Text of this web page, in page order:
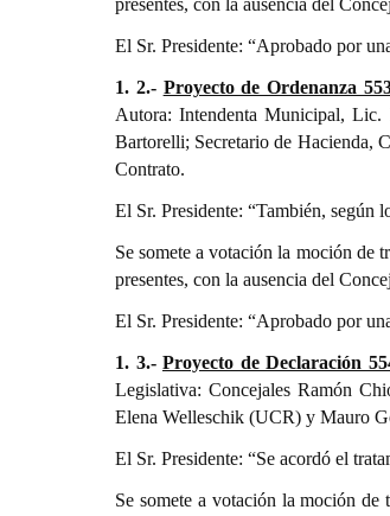
presentes, con la ausencia del
El Sr. Presidente: “Aprobado por
1. 2.- Proyecto de Ordenanza
Autora: Intendenta Municipal, Lic.
Bartorelli; Secretario de Hacienda,
Contrato.
El Sr. Presidente: “También, según
Se somete a votación la moción de
presentes, con la ausencia del
El Sr. Presidente: “Aprobado por
1. 3.- Proyecto de Declaración
Legislativa: Concejales Ramón
Elena Welleschik (UCR) y Mauro
El Sr. Presidente: “Se acordó el
Se somete a votación la moción de